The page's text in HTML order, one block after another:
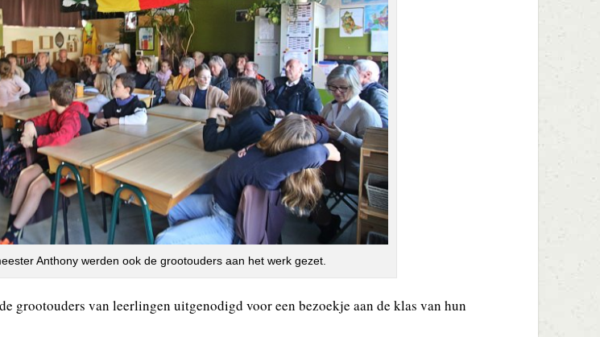
Anthony werden ook de grootouders aan het werk gezet.
grootouders van leerlingen uitgenodigd voor een bezoekje aan de klas van hun